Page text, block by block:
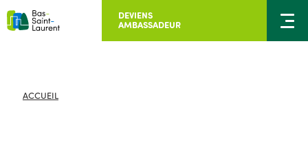
DEVIENS
AMBASSADEUR
ACCUEIL